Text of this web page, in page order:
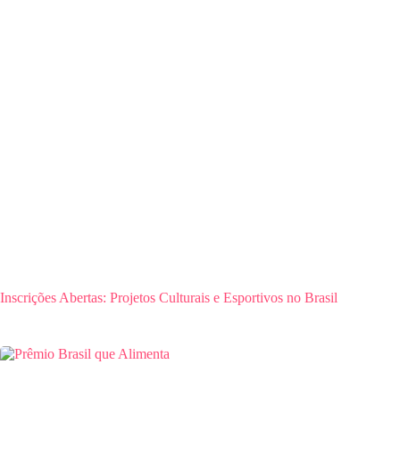
Inscrições Abertas: Projetos Culturais e Esportivos no Brasil